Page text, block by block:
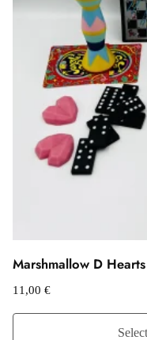
Marshmallow D Hearts
11,00 €